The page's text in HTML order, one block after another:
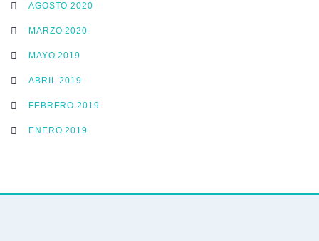
AGOSTO 2020
MARZO 2020
MAYO 2019
ABRIL 2019
FEBRERO 2019
ENERO 2019